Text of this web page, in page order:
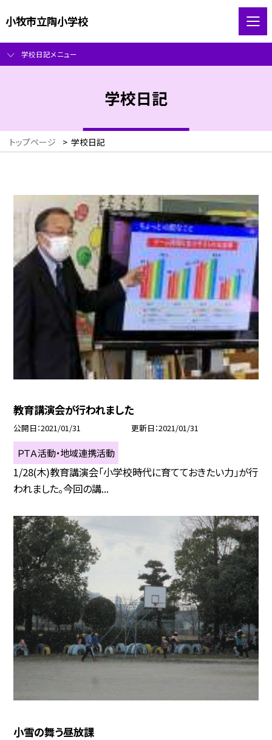
小牧市立陶小学校
学校日記メニュー
学校日記
トップページ > 学校日記
教育講演会が行われました
公開日 2021/01/31 更新日 2021/01/31
ＰＴＡ活動・地域連携活動
1/28(木)教育講演会「小学校時代に育てておきたい力」が行
われました。今回の講...
小雪の舞う昼放課